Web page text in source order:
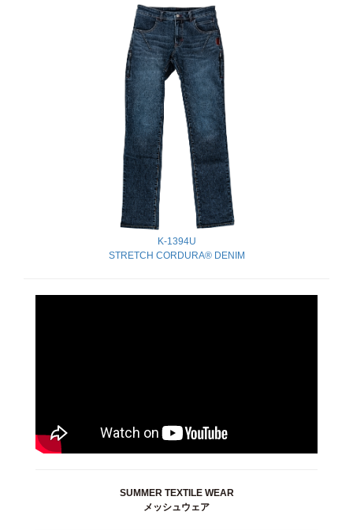
K-1394U
STRETCH CORDURA® DENIM
SUMMER TEXTILE WEAR
メッシュウェア